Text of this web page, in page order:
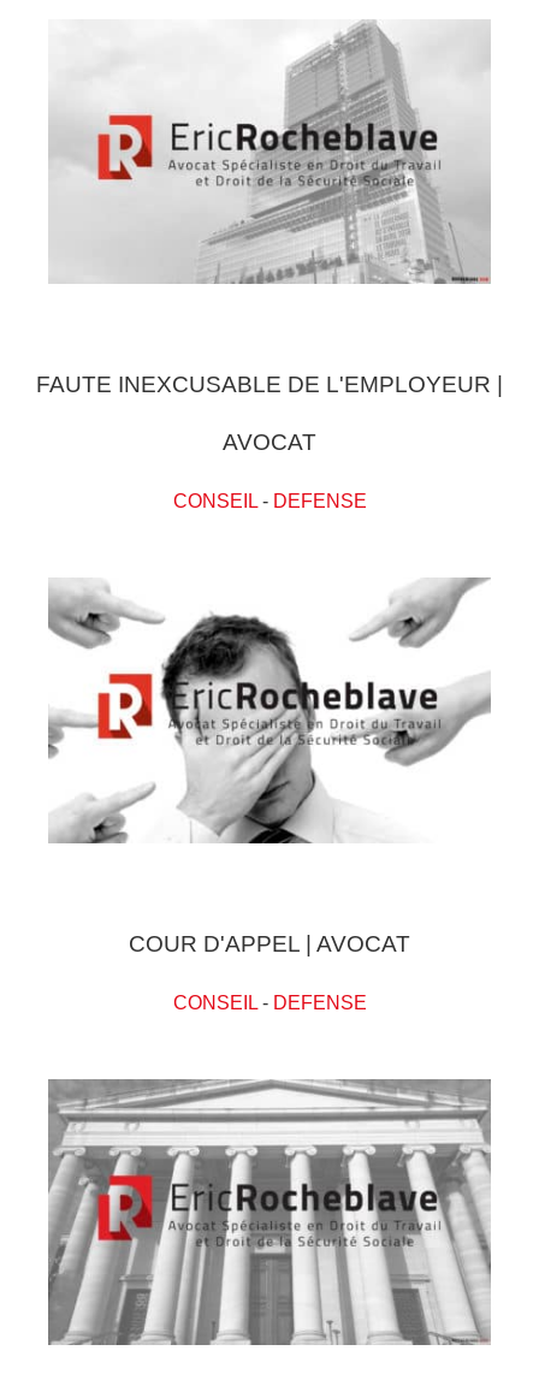
FAUTE INEXCUSABLE DE L'EMPLOYEUR |
AVOCAT
CONSEIL- DEFENSE
COUR D'APPEL | AVOCAT
CONSEIL- DEFENSE